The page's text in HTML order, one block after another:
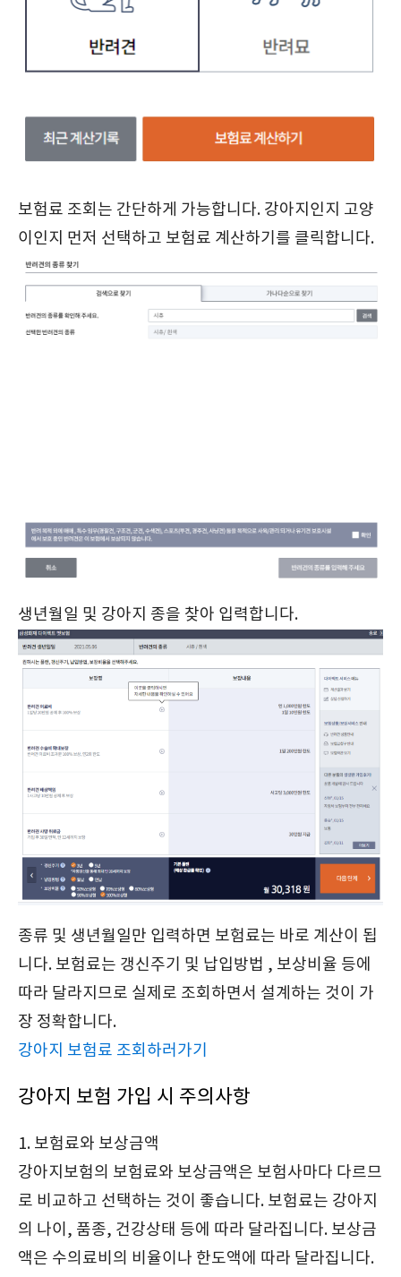
보험료 조회는 간단하게 가능합니다. 강아지인지 고양
이인지 먼저 선택하고 보험료 계산하기를 클릭합니다.
생년월일 및 강아지 종을 찾아 입력합니다.
종류 및 생년월일만 입력하면 보험료는 바로 계산이 됩
니다. 보험료는 갱신주기 및 납입방법 , 보상비율 등에
따라 달라지므로 실제로 조회하면서 설계하는 것이 가
장 정확합니다.
강아지 보험료 조회하러가기
강아지 보험 가입 시 주의사항
1. 보험료와 보상금액
강아지보험의 보험료와 보상금액은 보험사마다 다르므
로 비교하고 선택하는 것이 좋습니다. 보험료는 강아지
의 나이, 품종, 건강상태 등에 따라 달라집니다. 보상금
액은 수의료비의 비율이나 한도액에 따라 달라집니다.